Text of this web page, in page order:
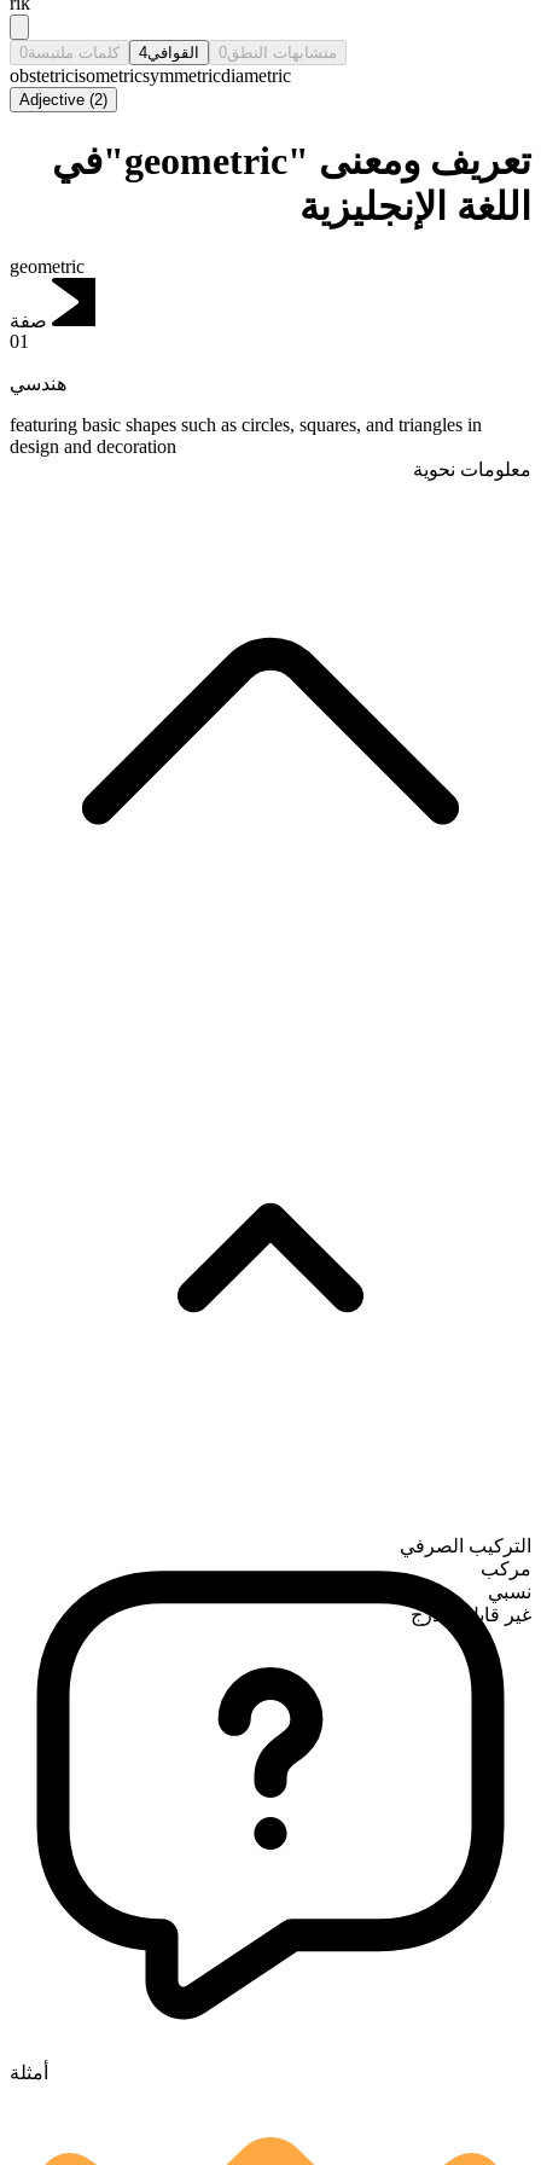
كلمات ملتبسة0 القوافي4 متشابهات النطق0
obstetricisometricsymmetricdiametric
Adjective (2)
تعريف ومعنى "geometric"في
اللغة الإنجليزية
geometric
صفة
01
هندسي
featuring basic shapes such as circles, squares, and triangles in
design and decoration
معلومات نحوية
التركيب الصرفي
مركب
نسبي
غير قابل للتدرج
أمثلة